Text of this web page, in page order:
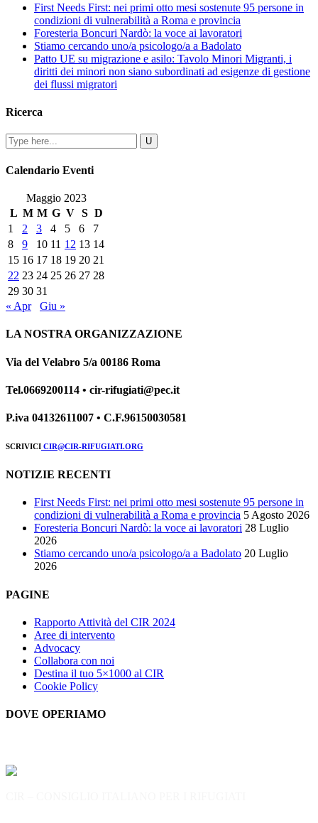
First Needs First: nei primi otto mesi sostenute 95 persone in
condizioni di vulnerabilità a Roma e provincia
Foresteria Boncuri Nardò: la voce ai lavoratori
Stiamo cercando uno/a psicologo/a a Badolato
Patto UE su migrazione e asilo: Tavolo Minori Migranti, i
diritti dei minori non siano subordinati ad esigenze di gestione
dei flussi migratori
Ricerca
Calendario Eventi
Maggio 2023
L M M G V S D
1
2 3 4 5 6
7
8
9 10 11 12 13 14
15 16 17 18 19 20 21
22 23 24 25 26 27 28
29 30 31
« Apr
Giu »
LA NOSTRA ORGANIZZAZIONE
Via del Velabro 5/a 00186 Roma
Tel.0669200114 • cir-rifugiati@pec.it
P.iva 04132611007 • C.F.96150030581
SCRIVICI CIR@CIR-RIFUGIATI.ORG
NOTIZIE RECENTI
First Needs First: nei primi otto mesi sostenute 95 persone in
condizioni di vulnerabilità a Roma e provincia 5 Agosto 2026
Foresteria Boncuri Nardò: la voce ai lavoratori 28 Luglio
2026
Stiamo cercando uno/a psicologo/a a Badolato 20 Luglio
2026
PAGINE
Rapporto Attività del CIR 2024
Aree di intervento
Advocacy
Collabora con noi
Destina il tuo 5×1000 al CIR
Cookie Policy
DOVE OPERIAMO